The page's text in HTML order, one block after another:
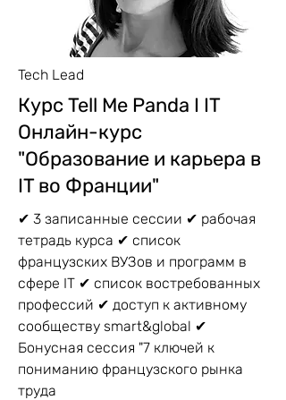
Tech Lead
Курс Tell Me Panda I IT
Онлайн-курс
"Образование и карьера в
IT во Франции"
✔ 3 записанные сессии ✔ рабочая
тетрадь курса ✔ список
французских ВУЗов и программ в
сфере IT ✔ список востребованных
профессий ✔ доступ к активному
сообществу smart&global ✔
Бонусная сессия "7 ключей к
пониманию французского рынка
труда